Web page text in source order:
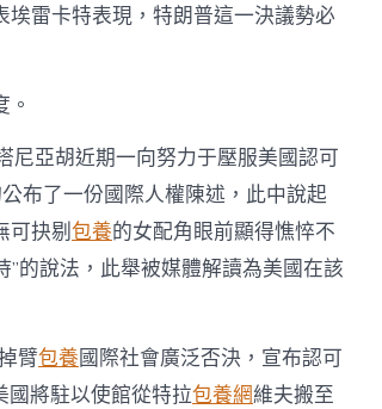
雷卡特表現，特朗普這一決議勢必
尼亞胡近期一向努力于壓服美國認可
布了一份國際人權陳述，此中說起
可抉剔包養的女配角眼前顯得憔悴不
”的說法，此舉被媒體解讀為美國在該
臂包養國際社會廣泛否決，宣布認可
國將駐以使館從特拉包養網維夫搬至